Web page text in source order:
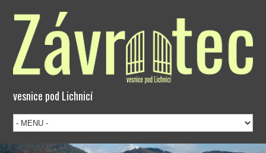
vesnice pod Lichnicí